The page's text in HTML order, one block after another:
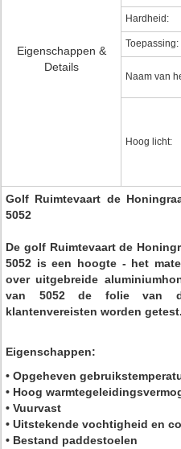
Eigenschappen &
Details
Hardheid:
Toepassing:
Naam van
Hoog licht:
Golf Ruimtevaart de
5052
De golf Ruimtevaart de
5052 is een hoogte - het
over uitgebreide
van 5052 de folie van de
klantenvereisten worden getest.
Eigenschappen:
• Opgeheven
• Hoog
• Vuurvast
• Uitstekende vochtigheid en
• Bestand paddestoelen